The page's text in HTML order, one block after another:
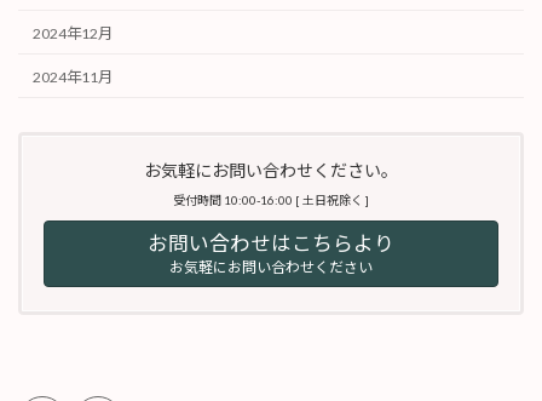
2024年12月
2024年11月
お気軽にお問い合わせください。
受付時間 10:00-16:00 [ 土日祝除く ]
お問い合わせはこちらより
お気軽にお問い合わせください